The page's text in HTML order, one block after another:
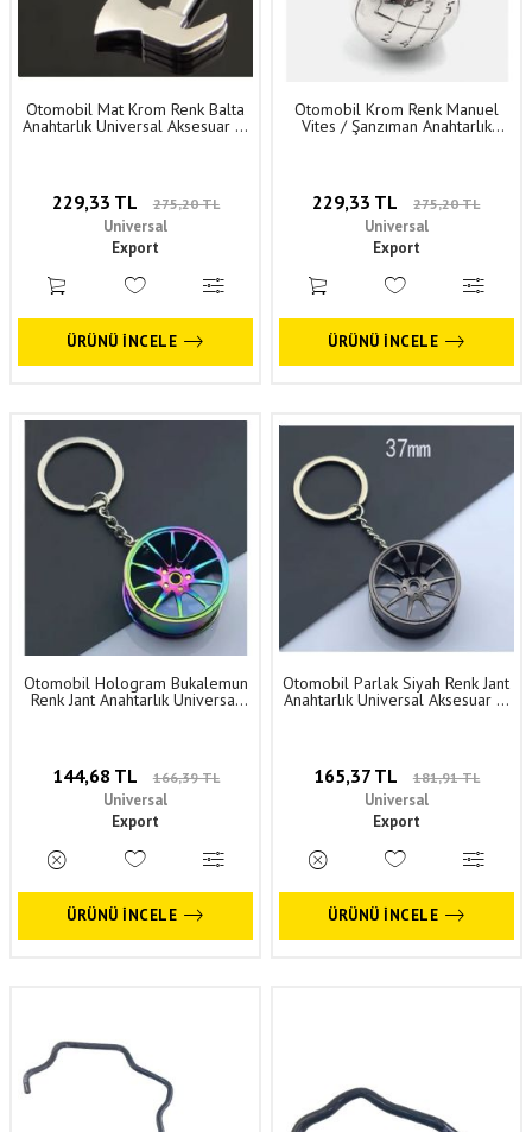
Otomobil Mat Krom Renk Balta
Anahtarlık Universal Aksesuar 1.
229,33 TL 275,20 TL
Universal
Export
ÜRÜNÜ İNCELE
Otomobil Krom Renk Manuel
Vites / Şanzıman Anahtarlık
(Metal Hacimli) Universal
229,33 TL 275,20 TL
Universal
Export
ÜRÜNÜ İNCELE
Otomobil Hologram Bukalemun
Renk Jant Anahtarlık Universal
144,68 TL 166,39 TL
Universal
Export
ÜRÜNÜ İNCELE
Otomobil Parlak Siyah Renk Jant
Anahtarlık Universal Aksesuar 1.
165,37 TL 181,91 TL
Universal
Export
ÜRÜNÜ İNCELE